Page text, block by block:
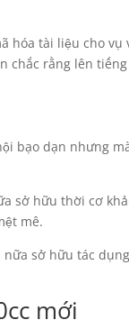
hóa tài liệu cho vụ
chắc rằng lên
bạo dạn nhưng
sở hữu thời cơ
mê.
sở hữu tác
mới